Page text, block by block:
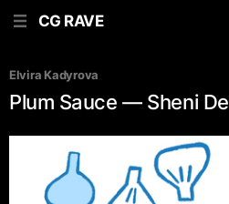
CG RAVE
Elvira Kadyrova
Plum Sauce — Sheni